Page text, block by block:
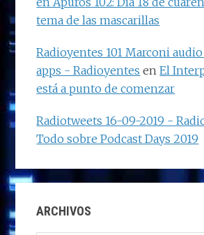
tema de las mascarillas
Radioyentes 101 Marconi
apps - Radioyentes enEl
está a punto de comenzar
Radiotweets 16-09-2019 -
Todo sobre Podcast Days 2019
ARCHIVOS